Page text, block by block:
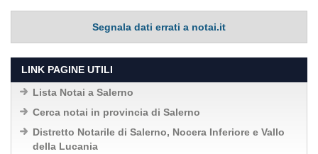
Segnala dati errati a notai.it
LINK PAGINE UTILI
Lista Notai a Salerno
Cerca notai in provincia di Salerno
Distretto Notarile di Salerno, Nocera Inferiore e Vallo
della Lucania